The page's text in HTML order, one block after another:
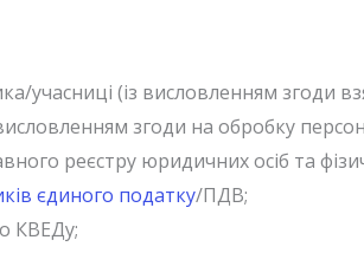
учасниці (із висловленням згоди
згоди на обробку
реєстру юридичних осіб та
єдиного податку/ПДВ;
КВЕДу;